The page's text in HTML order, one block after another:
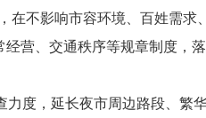
不影响市容环境、百姓需求
营、交通秩序等规章制度，
力度，延长夜市周边路段、繁